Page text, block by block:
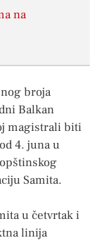
na
broja
Balkan
magistrali biti
4. juna u
Samita.
u četvrtak i
linija